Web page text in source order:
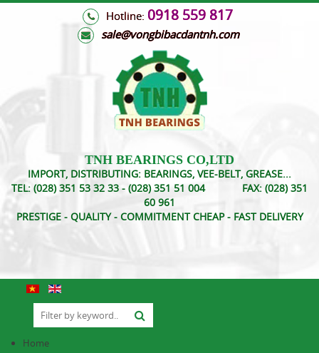
Hotline: 0918 559 817
sale@vongbibacdantnh.com
TNH BEARINGS CO,LTD
IMPORT, DISTRIBUTING: BEARINGS, VEE-BELT, GREASE...
TEL: (028) 351 53 32 33 - (028) 351 51 004 FAX: (028) 351
60 961
PRESTIGE - QUALITY - COMMITMENT CHEAP - FAST DELIVERY
Home